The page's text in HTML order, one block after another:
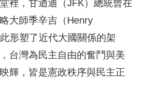
裡，甘迺迪（JFK）總統曾在
大師季辛吉（Henry
形塑了近代大國關係的架
台灣為民主自由的奮鬥與美
輝，皆是憲政秩序與民主正